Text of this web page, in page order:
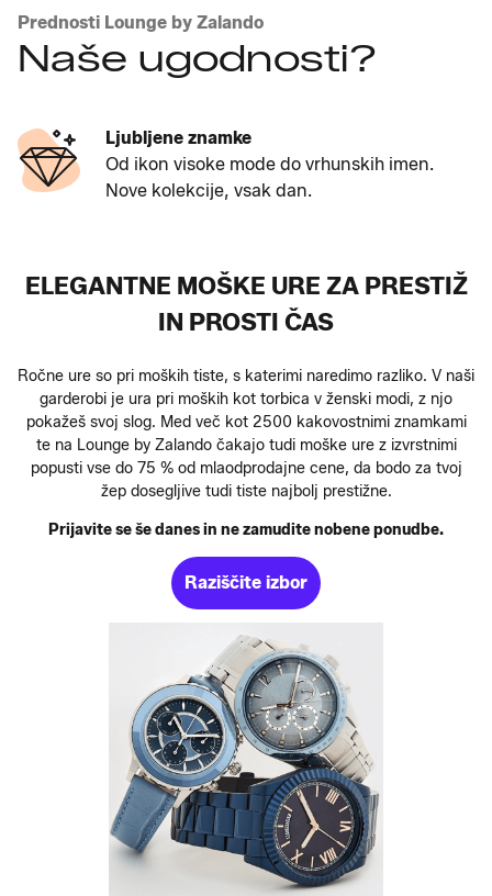
Prednosti Lounge by Zalando
Naše ugodnosti?
Ljubljene znamke
Od ikon visoke mode do vrhunskih imen.
Nove kolekcije, vsak dan.
ELEGANTNE MOŠKE URE ZA PRESTIŽ
IN PROSTI ČAS
Ročne ure so pri moških tiste, s katerimi naredimo razliko. V naši
garderobi je ura pri moških kot torbica v ženski modi, z njo
pokažeš svoj slog. Med več kot 2500 kakovostnimi znamkami
te na Lounge by Zalando čakajo tudi moške ure z izvrstnimi
popusti vse do 75 % od mlaodprodajne cene, da bodo za tvoj
žep dosegljive tudi tiste najbolj prestižne.
Prijavite se še danes in ne zamudite nobene ponudbe.
Raziščite izbor